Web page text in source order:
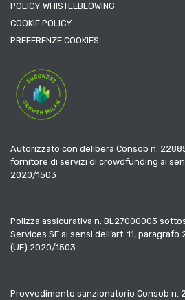
POLICY WHISTLEBLOWING
COOKIE POLICY
PREFERENZE COOKIES
Autorizzato con delibera Consob n.
fornitore di servizi di crowdfunding ai
2020/1503
Polizza assicurativa n. BL27000003
Services SE ai sensi dell’art. 11,
(UE) 2020/1503
Provvedimento sanzionatorio Consob n.